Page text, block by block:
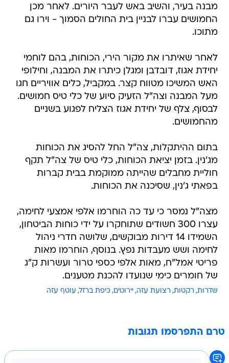
מבנה בעיר, והשיב באש לעבר היורים. לאחר מכן
החמושים עברו לבניין בית החולים הסמוך - וירו גם
מתוכו.
לאחר שאיתרו את מקור הירי, הכוחות, בהם לוחמי
יחידת אגוז, דובדבן ומגלן כיתרו את המבנה, וחילופי
האש המשיכו מטווח קצר. במקביל, כלים אוויריים חגו
מעל המבנה וצה"ל הזעיק סיוע של כלי טיס חמושים.
לבסוף, צלף של יחידת אגוז הצליח לפגוע בשניים
מהחמושים.
בתום ההיתקלות, צה"ל החל להסיג את הכוחות
מג'נין. בזמן יציאת הכוחות, כלי טיס של צה"ל תקף
חוליית מחבלים שהייתה ממוקמת בבית קברות
בפאתי ג'נין, שסיכנה את הכוחות.
מצה"ל נמסר כי עד כה הוחרמו אלפי אמצעי לחימה,
עצרו 300 חשודים שתוחקרו על ידי כוחות הביטחון,
השמידו 14 דירות מבוקשים, שלושה חדרי ניהול
לחימה ושש מעבדות נפץ. בנוסף, הוחרמו מאות
פריטי אמל"ח, מאות אלפי כספי טרור ועשרות ק"ג
של חומרים כימי שנועדו להכנת מטענים.
שדרות רקטות רצועת עזה יירוטים כיפת ברזל עוטף עזה
טרם התפרסמו תגובות